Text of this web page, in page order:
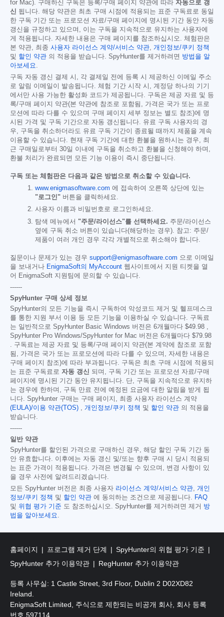
for Mac). 구매하신 구독은 등록/구매 페이지 약관에 따라 자동으로 갱
신 됩니다. 해당 약관은 최초 구매 시점에 적용되는 표준 구독료로 동일
한 구독 기간 또는 프로모션 자료/구매 페이지에 명시된 기간 동안 자동
갱신을 규정하고 있으며, 이는 구독을 지속적으로 유지하는 사용자에
게 적용됩니다. 자세한 내용은 구매 페이지를 참조하십시오. 체험판은
본 약관, 최종 사용자 라이선스 계약/서비스 약관, 개인정보/쿠키 정책
및 할인 약관 의 적용을 받습니다. SpyHunter를 제거하려면 방법을 알
아보세요.
구독 자동 갱신 결제 시, 각 결제일 전에 등록 시 제공하신 이메일 주소
로 알림 이메일이 발송됩니다. 체험 기간 시작 시, 계정당 하나의 기기
에서만 사용 가능한 활성화 코드가 제공됩니다. 구독은 제공 자료 및 등
록/구매 페이지 약관(본 약관에 참조로 포함됨, 가격은 국가 또는 프로
모션에 따라 다를 수 있으며 구매 페이지 세부 정보는 별도 참조)에 명
시된 가격 및 구독 기간으로 자동 갱신됩니다. 유료 구독 사용자의 경
우, 구독을 취소하더라도 유료 구독 기간이 종료될 때까지 제품을 계속
이용할 수 있습니다. 현재 구독 기간에 대한 환불을 원하시는 경우, 최
근 구매일로부터 30일 이내에 구독을 취소하고 환불을 신청해야 하며,
환불 처리가 완료되면 모든 기능 이용이 즉시 중단됩니다.
구독 또는 체험판은 다음과 같은 방법으로 취소할 수 있습니다.
www.enigmasoftware.com 에 접속하여 오른쪽 상단에 있는
"로그인" 버튼을 클릭하세요.
사용자 이름과 비밀번호로 로그인하세요.
탐색 메뉴에서 "주문/라이선스"를 선택하세요. 주문/라이선스
옆에 구독 취소 버튼이 있습니다(해당하는 경우). 참고: 주문/
제품이 여러 개인 경우 각각 개별적으로 취소해야 합니다.
질문이나 문제가 있는 경우 support@enigmasoftware.com 으로 이메일
을 보내거나 EnigmaSoft의 MyAccount 웹사이트에서 지원 티켓을 열
어 EnigmaSoft 지원팀에 문의할 수 있습니다.
------
SpyHunter 구매 상세 정보
SpyHunter의 모든 기능을 즉시 구독하여 악성코드 제거 및 헬프데스크
를 통한 지원 부서 이용 등 모든 기능을 이용하실 수 있습니다. 구독료
는 일반적으로 SpyHunter Basic Windows 버전은 6개월마다 $49.98
SpyHunter Pro Windows/SpyHunter for Mac 버전은 6개월마다 $79.98
. 구독료는 제공 자료 및 등록/구매 페이지 약관(본 계약에 참조로 포함
됨, 가격은 국가 또는 프로모션에 따라 다를 수 있으며, 자세한 내용은
구매 페이지 참조)에 따라 부과됩니다. 구독은 최초 구매 시점에 적용되
는 표준 구독료로 자동 갱신
되며, 구독 기간 또는 프로모션 자료/구매
페이지에 명시된 기간 동안 유지됩니다. 단, 구독을 지속적으로 유지하
는 경우에 한하며, 구독 만료 전에 예정된 요금에 대한 알림을 받게 됩
니다. SpyHunter 구매는 구매 페이지, 최종 사용자 라이선스 계약
(EULA)/이용 약관(TOS)
개인정보/쿠키 정책 및 할인 약관 의 적용을
받습니다.
------
일반 약관
SpyHunter를 할인된 가격으로 구매하신 경우, 해당 할인 구독 기간 동
안 유효합니다. 이후에는 자동 갱신 및/또는 향후 구매 시 당시 적용되
는 표준 가격이 적용됩니다. 가격은 변경될 수 있으며, 변경 사항이 있
을 경우 사전에 알려드리겠습니다.
모든 SpyHunter 버전은 최종 사용자 라이선스 계약/서비스 약관
개인
정보/쿠키 정책 및 할인 약관 에 동의하는 조건으로 제공됩니다.
FAQ
및 위협 평가 기준 도 참조하십시오. SpyHunter를 제거하려면 제거 방
법을 알아보세요
홈페이지 프로그램 제거 단계
SpyHunter의 위협 평가 기준
SpyHunter 추가 이용약관
RegHunter 추가 이용약관
등록 사무실: 1 Castle Street, 3rd Floor, Dublin 2 D02XD82
Ireland.
EnigmaSoft Limited, 주식으로 제한되는 비공개 회사, 회사 등록
번호 597114.